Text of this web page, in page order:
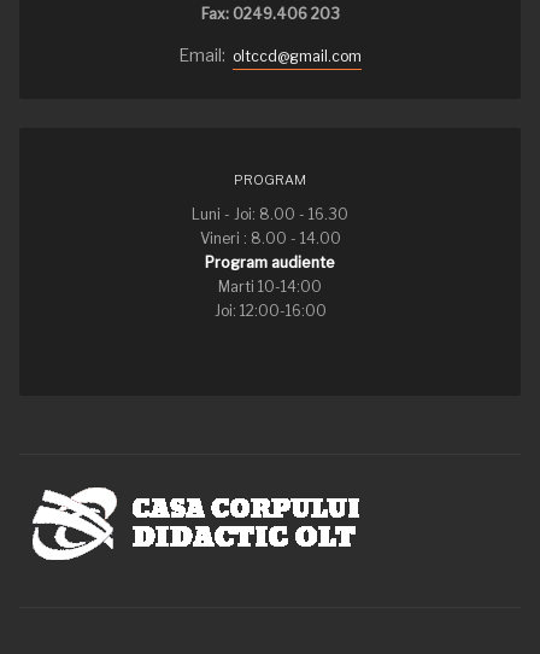
Fax: 0249.406 203
Email: oltccd@gmail.com
PROGRAM
Luni - Joi: 8.00 - 16.30
Vineri : 8.00 - 14.00
Program audiente
Marti 10-14:00
Joi: 12:00-16:00